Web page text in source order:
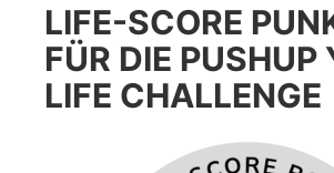
LIFE-SCORE
FÜR DIE PUSHUP
LIFE CHALLENGE